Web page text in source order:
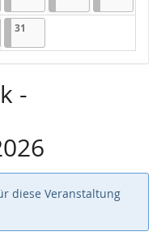
31
-
diese Veranstaltung